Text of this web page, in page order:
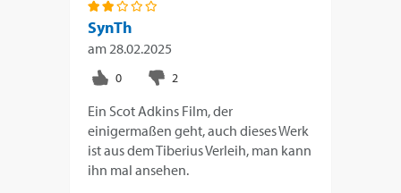
SynTh
am28.02.2025
Ein Scot Adkins Film, der
einigermaßen geht, auch dieses Werk
ist aus dem Tiberius Verleih, man kann
ihn mal ansehen.